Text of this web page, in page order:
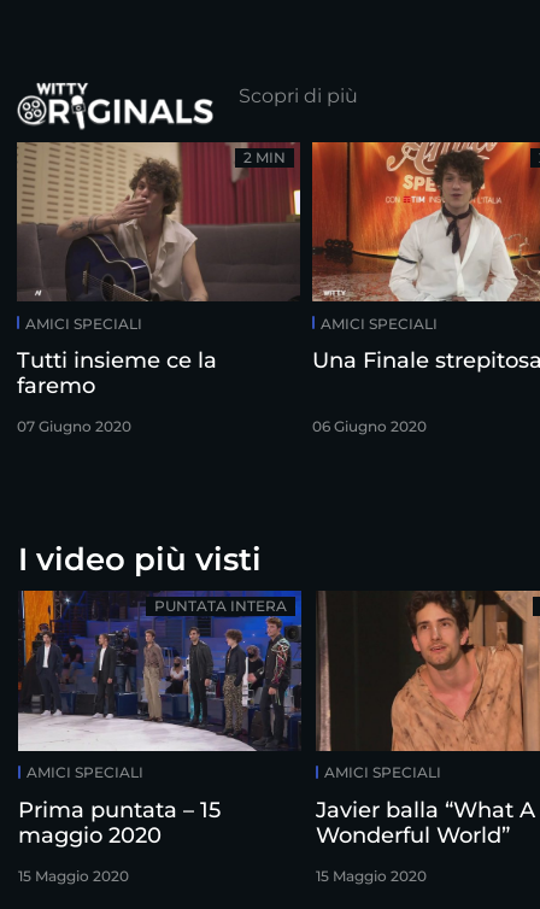
Scopri di più
AMICI SPECIALI
Tutti insieme ce la
faremo
07 Giugno 2020
2 MIN
AMICI SPECIALI
Una Finale
06 Giugno 2020
I video più visti
AMICI SPECIALI
Prima puntata – 15
maggio 2020
15 Maggio 2020
PUNTATA INTERA
AMICI SPECIALI
Javier balla “What A
Wonderful World”
15 Maggio 2020